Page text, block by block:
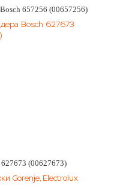
657256 (00657256)
627673 (00627673)